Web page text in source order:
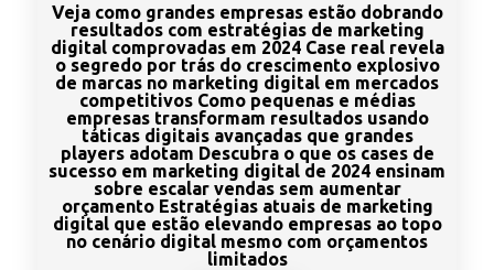
Veja como grandes empresas estão dobrando
resultados com estratégias de marketing
digital comprovadas em 2024 Case real revela
o segredo por trás do crescimento explosivo
de marcas no marketing digital em mercados
competitivos Como pequenas e médias
empresas transformam resultados usando
táticas digitais avançadas que grandes
players adotam Descubra o que os cases de
sucesso em marketing digital de 2024 ensinam
sobre escalar vendas sem aumentar
orçamento Estratégias atuais de marketing
digital que estão elevando empresas ao topo
no cenário digital mesmo com orçamentos
limitados